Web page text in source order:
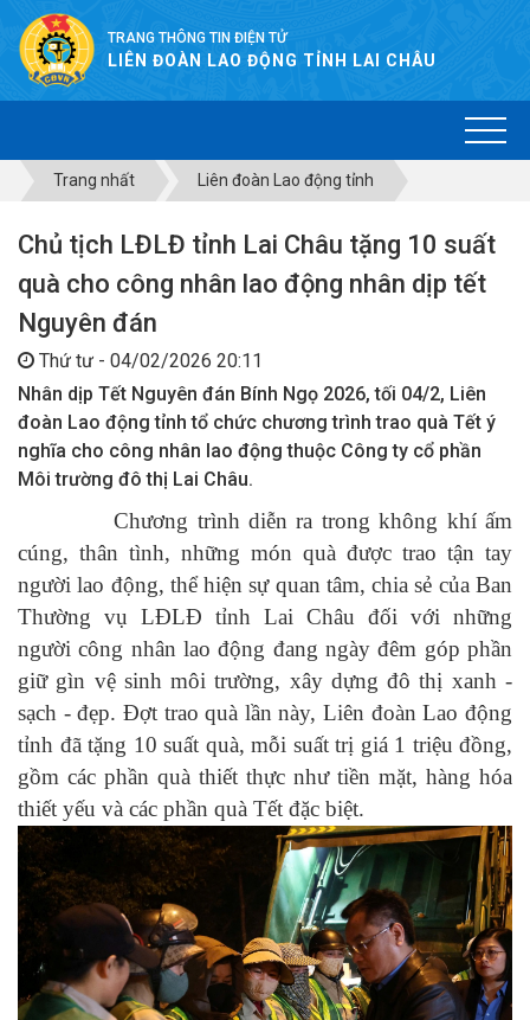
TRANG THÔNG TIN ĐIỆN TỬ
LIÊN ĐOÀN LAO ĐỘNG TỈNH LAI CHÂU
Trang nhất Liên đoàn Lao động tỉnh
Chủ tịch LĐLĐ tỉnh Lai Châu tặng 10 suất
quà cho công nhân lao động nhân dịp tết
Nguyên đán
Thứ tư - 04/02/2026 20:11
Nhân dịp Tết Nguyên đán Bính Ngọ 2026, tối 04/2, Liên
đoàn Lao động tỉnh tổ chức chương trình trao quà Tết ý
nghĩa cho công nhân lao động thuộc Công ty cổ phần
Môi trường đô thị Lai Châu.
Chương trình diễn ra trong không khí ấm
cúng, thân tình, những món quà được trao tận tay
người lao động, thể hiện sự quan tâm, chia sẻ của Ban
Thường vụ LĐLĐ tỉnh Lai Châu đối với những
người công nhân lao động đang ngày đêm góp phần
giữ gìn vệ sinh môi trường, xây dựng đô thị xanh -
sạch - đẹp. Đợt trao quà lần này, Liên đoàn Lao động
tỉnh đã tặng 10 suất quà, mỗi suất trị giá 1 triệu đồng,
gồm các phần quà thiết thực như tiền mặt, hàng hóa
thiết yếu và các phần quà Tết đặc biệt.